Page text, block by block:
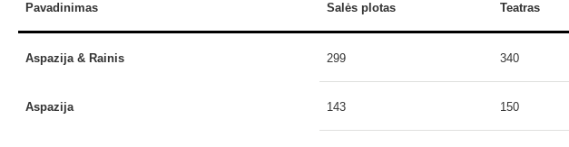
Pavadinimas Salės plotas Teatras
Aspazija & Rainis 299 340
Aspazija 143 150